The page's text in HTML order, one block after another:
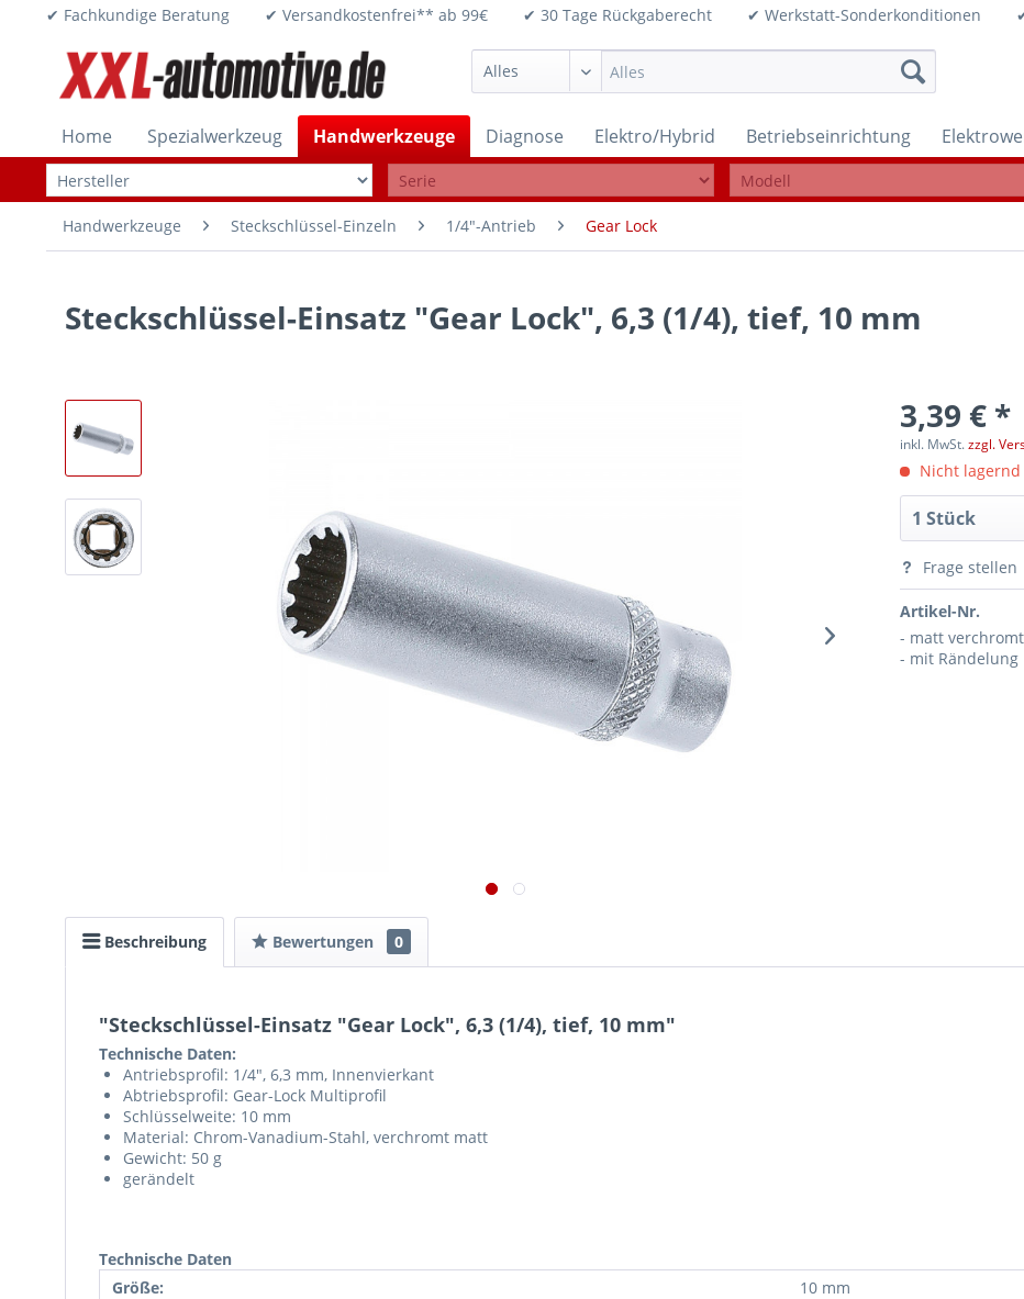
✔ Fachkundige Beratung ✔ Versandkostenfrei** ab 99€ ✔ 30 Tage Rückgaberecht ✔ Werkstatt-Sonderkonditionen
Home Spezialwerkzeug Handwerkzeuge Diagnose Elektro/Hybrid Betriebseinrichtung
Handwerkzeuge Steckschlüssel-Einzeln 1/4"-Antrieb Gear Lock
Steckschlüssel-Einsatz "Gear Lock", 6,3 (1/4), tief, 10 mm
3,39 € *
inkl. MwSt.zzgl.
Nicht lagernd
Frage stellen
Artikel-Nr.
- matt verchromt
- mit Rändelung
Beschreibung Bewertungen 0
"Steckschlüssel-Einsatz "Gear Lock", 6,3 (1/4), tief, 10 mm"
Technische Daten:
Antriebsprofil: 1/4", 6,3 mm, Innenvierkant
Abtriebsprofil: Gear-Lock Multiprofil
Schlüsselweite: 10 mm
Material: Chrom-Vanadium-Stahl, verchromt matt
Gewicht: 50 g
gerändelt
Technische Daten
Größe:
10 mm